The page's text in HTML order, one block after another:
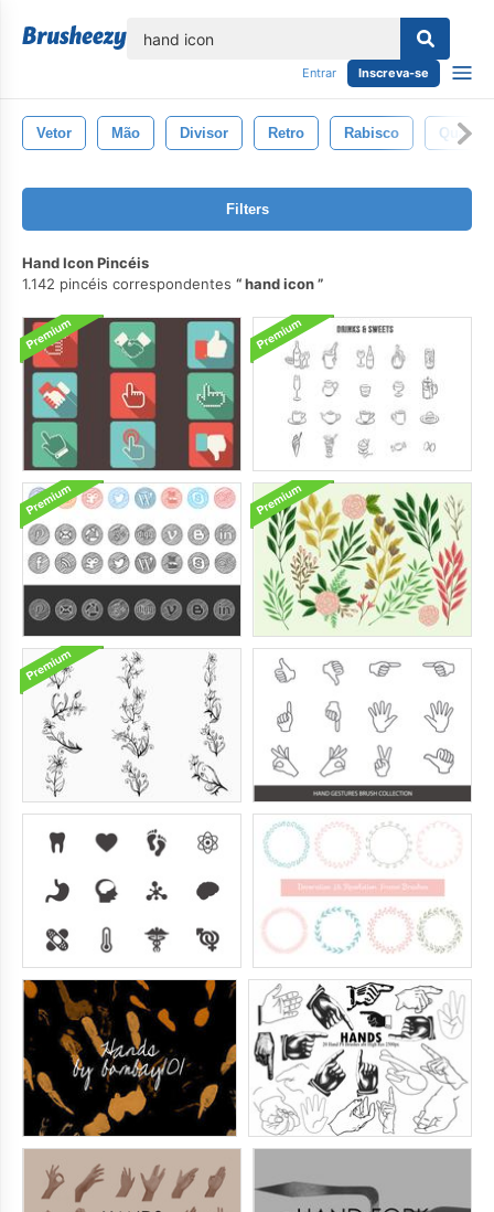
Entrar Inscreva-se
Vetor Mão Divisor Retro Rabisco
Filters
Hand Icon Pincéis
1.142 pincéis correspondentes
hand icon